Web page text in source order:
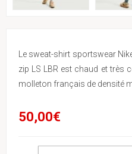
Le sweat-shirt sportswear
zip LS LBR est chaud et très
molleton français de densité
50,00€